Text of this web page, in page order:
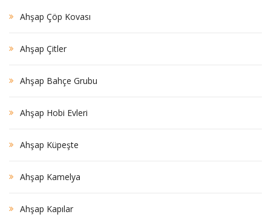
Ahşap Çöp Kovası
Ahşap Çitler
Ahşap Bahçe Grubu
Ahşap Hobi Evleri
Ahşap Küpeşte
Ahşap Kamelya
Ahşap Kapılar